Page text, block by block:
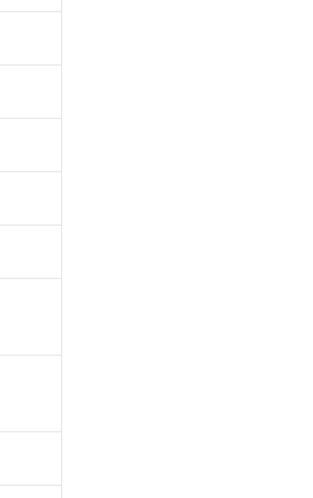
させていただ
了承ください。
き作成されるも
をご了承くださ
ようお願いしま
にご登録され
社の共同利用者
ありません。
です。
下、フタル酸ジブチ
) : 1000ppm、
、
ない年数を意
貨物等」とい
可)を取得する
要な手段を講じ
通知します。
、取り引きをい